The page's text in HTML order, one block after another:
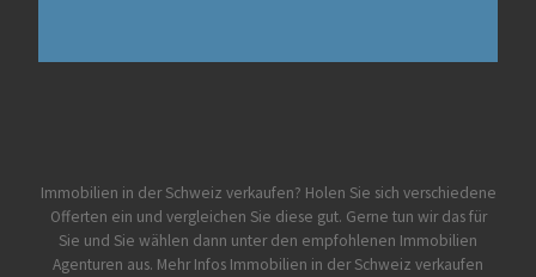
Immobilien in der Schweiz verkaufen? Holen Sie sich verschiedene
Offerten ein und vergleichen Sie diese gut. Gerne tun wir das für
Sie und Sie wählen dann unter den empfohlenen Immobilien
Agenturen aus. Mehr Infos Immobilien in der Schweiz verkaufen